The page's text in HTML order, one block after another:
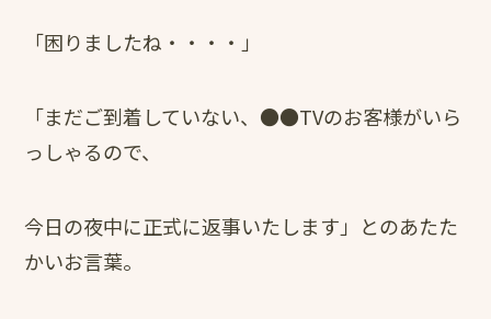
「困りましたね・・・・」
「まだご到着していない、●●TVのお客様がいら
っしゃるので、
今日の夜中に正式に返事いたします」とのあたた
かいお言葉。